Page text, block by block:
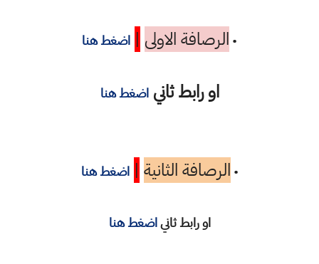
• الرصافة الاولى | اضغط هنا
او رابط ثاني اضغط هنا
• الرصافة الثانية | اضغط هنا
او رابط ثانياضغط هنا